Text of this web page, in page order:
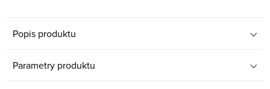
Popis produktu
Parametry produktu